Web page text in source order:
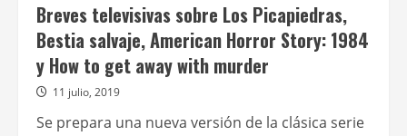
Breves televisivas sobre Los Picapiedras,
Bestia salvaje, American Horror Story: 1984
y How to get away with murder
11 julio, 2019
Se prepara una nueva versión de la clásica serie